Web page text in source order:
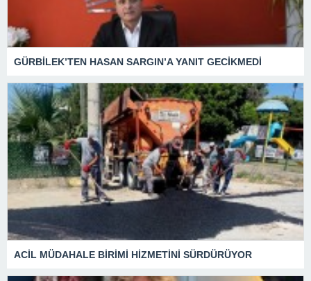
GÜRBİLEK’TEN HASAN SARGIN’A YANIT GECİKMEDİ
ACİL MÜDAHALE BİRİMİ HİZMETİNİ SÜRDÜRÜYOR